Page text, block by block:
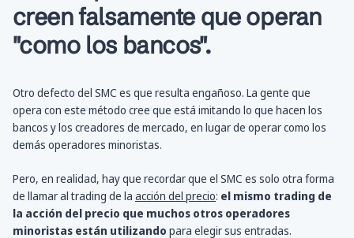
creen falsamente que operan
"como los bancos".
Otro defecto del SMC es que resulta engañoso. La gente que
opera con este método cree que está imitando lo que hacen los
bancos y los creadores de mercado, en lugar de operar como los
demás operadores minoristas.
Pero, en realidad, hay que recordar que el SMC es solo otra forma
de llamar al trading de la acción del precio: el mismo trading de
la acción del precio que muchos otros operadores
minoristas están utilizando para elegir sus entradas.